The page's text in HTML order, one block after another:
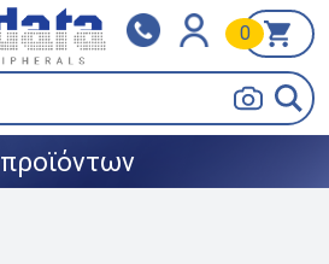
0
BOX NOW